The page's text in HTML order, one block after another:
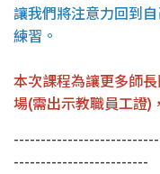
讓我們將注意力回到
練習。
本次課程為讓更多師
場(需出示教職員工證)
-------------------------